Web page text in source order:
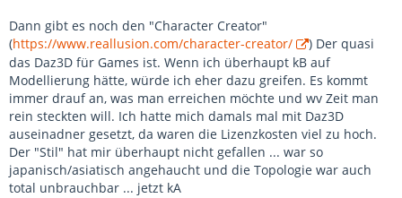
Dann gibt es noch den "Character Creator"
(https://www.reallusion.com/character-creator/
) Der quasi
das Daz3D für Games ist. Wenn ich überhaupt kB auf
Modellierung hätte, würde ich eher dazu greifen. Es kommt
immer drauf an, was man erreichen möchte und wv Zeit man
rein steckten will. Ich hatte mich damals mal mit Daz3D
auseinadner gesetzt, da waren die Lizenzkosten viel zu hoch.
Der "Stil" hat mir überhaupt nicht gefallen ... war so
japanisch/asiatisch angehaucht und die Topologie war auch
total unbrauchbar ... jetzt kA